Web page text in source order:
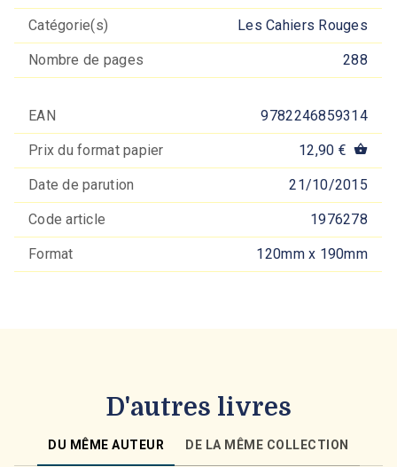
Catégorie(s) Les Cahiers Rouges
Nombre de pages 288
EAN 9782246859314
Prix du format papier 12,90 € shopping_basket
Date de parution 21/10/2015
Code article 1976278
Format 120mm x 190mm
D'autres livres
DU MÊME AUTEUR DE LA MÊME COLLECTION